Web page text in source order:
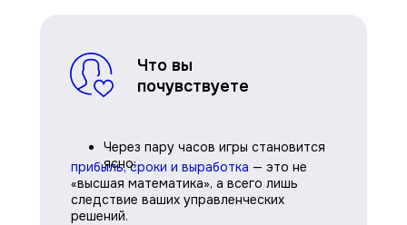
прибыль, сроки и выработка — это не
«высшая математика», а всего лишь
следствие ваших управленческих
решений.
Через пару часов игры становится
ясно:
Что вы
почувствуете